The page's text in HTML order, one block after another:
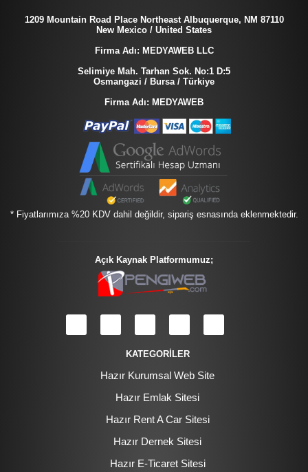
1209 Mountain Road Place Northeast Albuquerque, NM 87110
New Mexico / United States
Firma Adı: MEDYAWEB LLC
Selimiye Mah. Tarhan Sok. No:1 D:5
Osmangazi / Bursa / Türkiye
Firma Adı: MEDYAWEB
* Fiyatlarımıza %20 KDV dahil değildir, sipariş esnasında eklenmektedir.
Açık Kaynak Platformumuz;
KATEGORİLER
Hazır Kurumsal Web Site
Hazır Emlak Sitesi
Hazır Rent A Car Sitesi
Hazır Dernek Sitesi
Hazır E-Ticaret Sitesi